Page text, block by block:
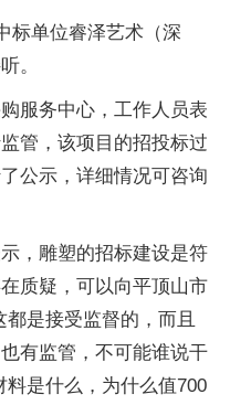
标单位睿泽艺术（深
。
服务中心，工作人员表
管，该项目的招投标过
公示，详细情况可咨询
，雕塑的招标建设是符
质疑，可以向平顶山市
是接受监督的，而且
有监管，不可能谁说干
料是什么，为什么值700